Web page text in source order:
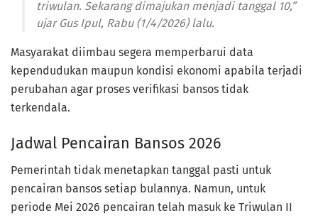
triwulan. Sekarang dimajukan menjadi tanggal 10,”
ujar Gus Ipul, Rabu (1/4/2026) lalu.
Masyarakat diimbau segera memperbarui data
kependudukan maupun kondisi ekonomi apabila terjadi
perubahan agar proses verifikasi bansos tidak
terkendala.
Jadwal Pencairan Bansos 2026
Pemerintah tidak menetapkan tanggal pasti untuk
pencairan bansos setiap bulannya. Namun, untuk
periode Mei 2026 pencairan telah masuk ke Triwulan II